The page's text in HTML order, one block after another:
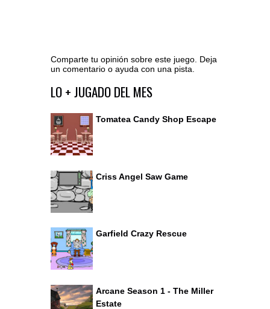
Comparte tu opinión sobre este juego. Deja
un comentario o ayuda con una pista.
Ir al editor de comentarios
LO + JUGADO DEL MES
Tomatea Candy Shop Escape
Criss Angel Saw Game
Garfield Crazy Rescue
Arcane Season 1 - The Miller
Estate